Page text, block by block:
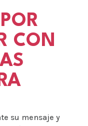
CON
su mensaje y